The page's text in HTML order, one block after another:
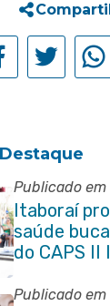
Publicado
Itaboraí
saúde
do CAPS II
Publicado